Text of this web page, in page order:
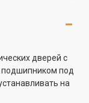
дверей с
подшипником под
на